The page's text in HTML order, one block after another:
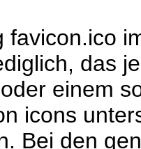
favicon.ico
das
einem
icons
Bei den